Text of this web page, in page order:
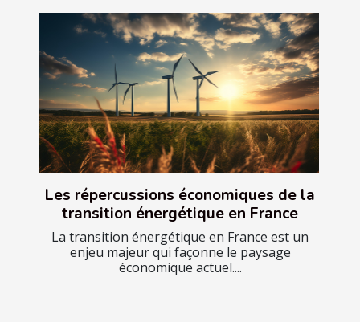
Les répercussions économiques de la
transition énergétique en France
La transition énergétique en France est un
enjeu majeur qui façonne le paysage
économique actuel....